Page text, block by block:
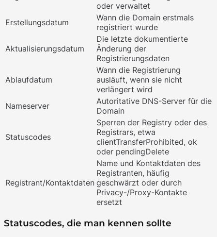
oder verwaltet
Erstellungsdatum
Wann die Domain erstmals
registriert wurde
Aktualisierungsdatum
Die letzte dokumentierte
Änderung der
Registrierungsdaten
Ablaufdatum
Wann die Registrierung
ausläuft, wenn sie nicht
verlängert wird
Nameserver
Autoritative DNS-Server für die
Domain
Statuscodes
Sperren der Registry oder des
Registrars, etwa
clientTransferProhibited, ok
oder pendingDelete
Registrant/Kontaktdaten
Name und Kontaktdaten des
Registranten, häufig
geschwärzt oder durch
Privacy-/Proxy-Kontakte
ersetzt
Statuscodes, die man kennen sollte